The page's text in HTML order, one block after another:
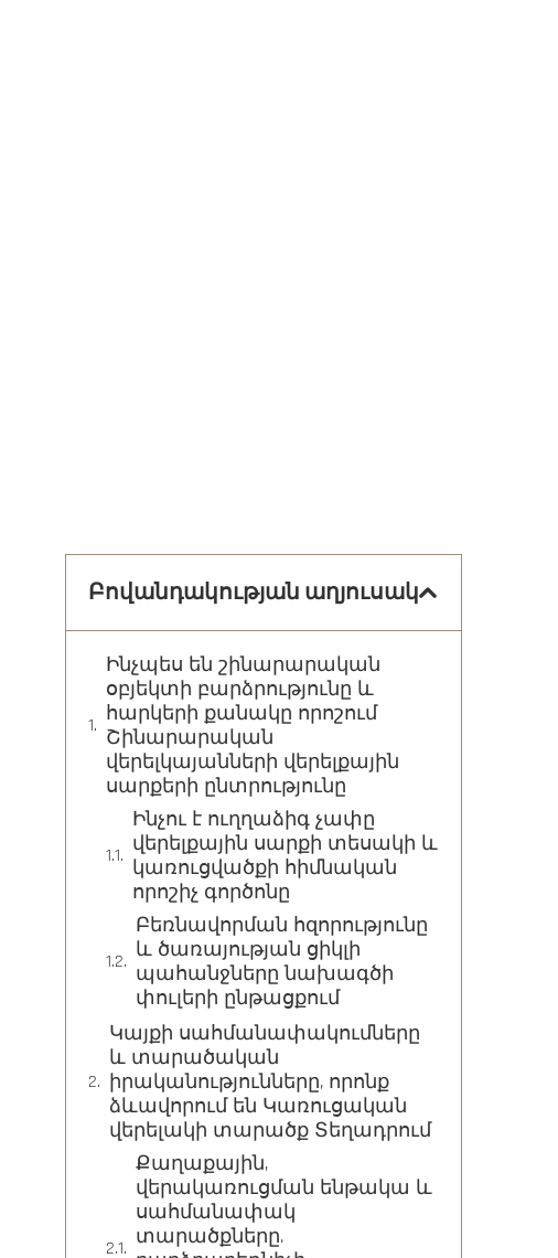
Բովանդակության աղյուսակ
Ինչպես են շինարարական
օբյեկտի բարձրությունը և
հարկերի քանակը որոշում
Շինարարական
վերելկայանների վերելքային
սարքերի ընտրությունը
Ինչու է ուղղաձիգ չափը
վերելքային սարքի տեսակի և
կառուցվածքի հիմնական
որոշիչ գործոնը
Բեռնավորման հզորությունը
և ծառայության ցիկլի
պահանջները նախագծի
փուլերի ընթացքում
Կայքի սահմանափակումները
և տարածական
իրականությունները, որոնք
ձևավորում են Կառուցական
վերելակի տարածք Տեղադրում
Քաղաքային,
վերակառուցման ենթակա և
սահմանափակ
տարածքները.